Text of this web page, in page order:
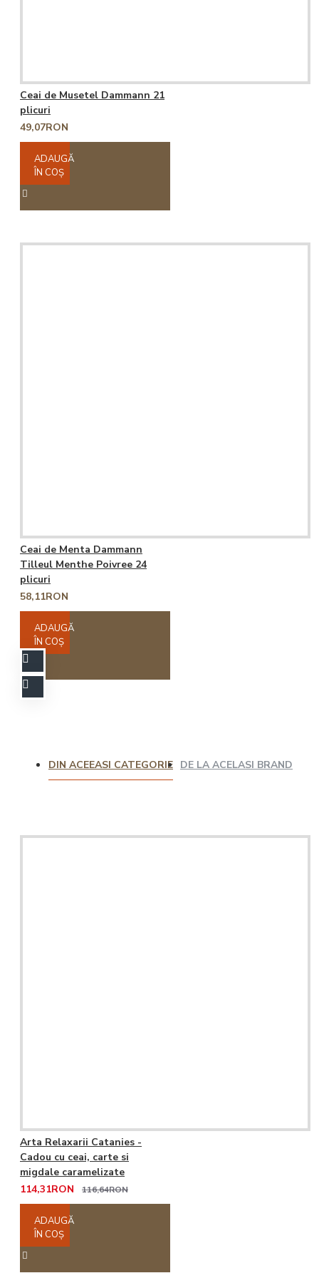
Ceai de Musetel Dammann 21
plicuri
49,07RON
ADAUGĂ
ÎN COŞ
Ceai de Menta Dammann
Tilleul Menthe Poivree 24
plicuri
58,11RON
ADAUGĂ
ÎN COŞ
DIN ACEEASI CATEGORIE DE LA ACELASI BRAND
Arta Relaxarii Catanies -
Cadou cu ceai, carte si
migdale caramelizate
114,31RON
116,64RON
ADAUGĂ
ÎN COŞ